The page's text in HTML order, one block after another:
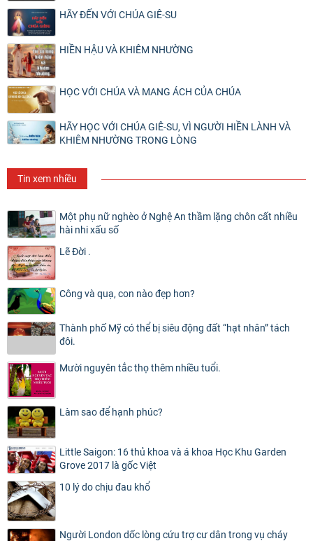
HÃY ĐẾN VỚI CHÚA GIÊ-SU
HIỀN HẬU VÀ KHIÊM NHƯỜNG
HỌC VỚI CHÚA VÀ MANG ÁCH CỦA CHÚA
HÃY HỌC VỚI CHÚA GIÊ-SU, VÌ NGƯỜI HIỀN LÀNH VÀ
KHIÊM NHƯỜNG TRONG LÒNG
Tin xem nhiều
Một phụ nữ nghèo ở Nghệ An thầm lặng chôn cất nhiều
hài nhi xấu số
Lẽ Đời .
Công và quạ, con nào đẹp hơn?
Thành phố Mỹ có thể bị siêu động đất “hạt nhân” tách
đôi.
Mười nguyên tắc thọ thêm nhiều tuổi.
Làm sao để hạnh phúc?
Little Saigon: 16 thủ khoa và á khoa Học Khu Garden
Grove 2017 là gốc Việt
10 lý do chịu đau khổ
Người London dốc lòng cứu trợ cư dân trong vụ cháy